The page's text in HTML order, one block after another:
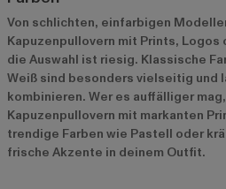
Von schlichten, einfarbigen
Kapuzenpullovern mit Prints,
die Auswahl ist riesig. Klassische
Weiß sind besonders vielseitig und
kombinieren. Wer es auffälliger
Kapuzenpullovern mit markanten
trendige Farben wie Pastell oder
frische Akzente in deinem Outfit.